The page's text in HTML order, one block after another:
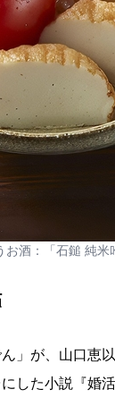
酒：「石鎚 純
」が、山口恵
した小説『婚